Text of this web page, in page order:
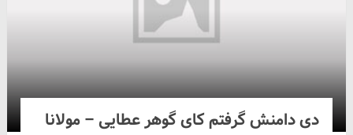
دی دامنش گرفتم کای گوهر عطایی – مولانا